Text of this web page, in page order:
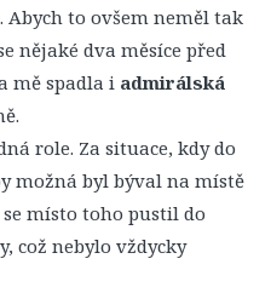
Abych to ovšem neměl tak
nějaké dva měsíce před
mě spadla i admirálská
role. Za situace, kdy do
možná byl býval na místě
místo toho pustil do
což nebylo vždycky